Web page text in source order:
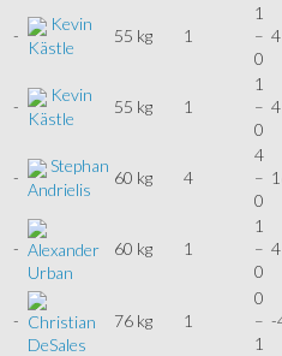
-
Kevin
Kästle
55 kg 1
1
–
0
4
-
Kevin
Kästle
55 kg 1
1
–
0
4
-
Stephan
Andrielis
60 kg 4
4
–
0
- Alexander
Urban
60 kg 1
1
–
0
4
- Christian
DeSales
76 kg 1
0
–
1
-